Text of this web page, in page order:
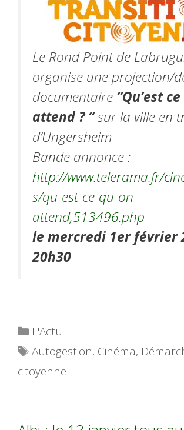
Le Rond Point de
organise une projection/
documentaire “Qu’est
attend ? “sur la ville en
d’Ungersheim
Bande annonce :
http://www.telerama.fr/
s/qu-est-ce-qu-on-
attend,513496.php
le mercredi 1er février
20h30
Catégories
L'Actu
Étiquettes
Autogestion, Cinéma,
citoyenne